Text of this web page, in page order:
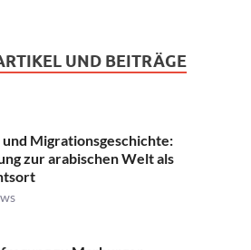
UND BEITRÄGE
Migrationsgeschichte:
zur arabischen Welt als